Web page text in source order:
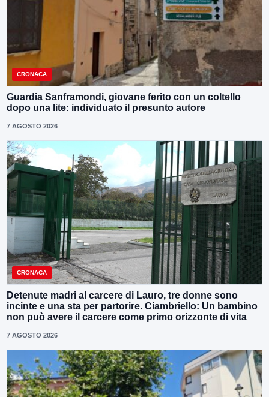
CRONACA
Guardia Sanframondi, giovane ferito con un coltello
dopo una lite: individuato il presunto autore
7 AGOSTO 2026
CRONACA
Detenute madri al carcere di Lauro, tre donne sono
incinte e una sta per partorire. Ciambriello: Un bambino
non può avere il carcere come primo orizzonte di vita
7 AGOSTO 2026